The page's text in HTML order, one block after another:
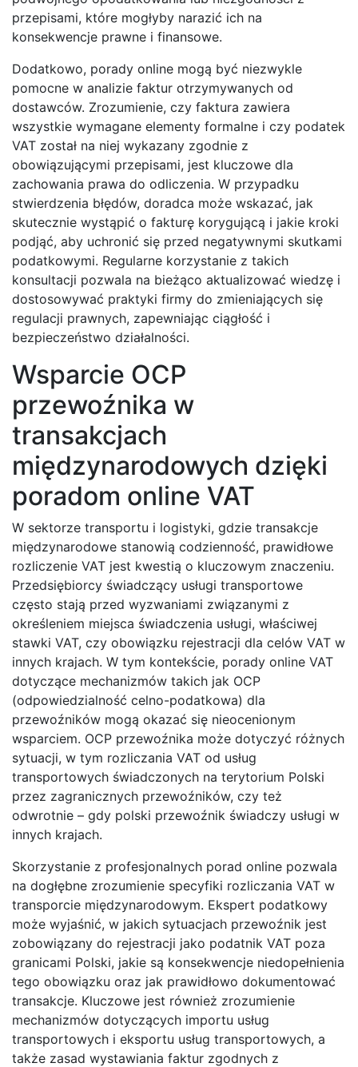
przepisami, które mogłyby narazić ich na
konsekwencje prawne i finansowe.
Dodatkowo, porady online mogą być niezwykle
pomocne w analizie faktur otrzymywanych od
dostawców. Zrozumienie, czy faktura zawiera
wszystkie wymagane elementy formalne i czy podatek
VAT został na niej wykazany zgodnie z
obowiązującymi przepisami, jest kluczowe dla
zachowania prawa do odliczenia. W przypadku
stwierdzenia błędów, doradca może wskazać, jak
skutecznie wystąpić o fakturę korygującą i jakie kroki
podjąć, aby uchronić się przed negatywnymi skutkami
podatkowymi. Regularne korzystanie z takich
konsultacji pozwala na bieżąco aktualizować wiedzę i
dostosowywać praktyki firmy do zmieniających się
regulacji prawnych, zapewniając ciągłość i
bezpieczeństwo działalności.
Wsparcie OCP
przewoźnika w
transakcjach
międzynarodowych dzięki
poradom online VAT
W sektorze transportu i logistyki, gdzie transakcje
międzynarodowe stanowią codzienność, prawidłowe
rozliczenie VAT jest kwestią o kluczowym znaczeniu.
Przedsiębiorcy świadczący usługi transportowe
często stają przed wyzwaniami związanymi z
określeniem miejsca świadczenia usługi, właściwej
stawki VAT, czy obowiązku rejestracji dla celów VAT w
innych krajach. W tym kontekście, porady online VAT
dotyczące mechanizmów takich jak OCP
(odpowiedzialność celno-podatkowa) dla
przewoźników mogą okazać się nieocenionym
wsparciem. OCP przewoźnika może dotyczyć różnych
sytuacji, w tym rozliczania VAT od usług
transportowych świadczonych na terytorium Polski
przez zagranicznych przewoźników, czy też
odwrotnie – gdy polski przewoźnik świadczy usługi w
innych krajach.
Skorzystanie z profesjonalnych porad online pozwala
na dogłębne zrozumienie specyfiki rozliczania VAT w
transporcie międzynarodowym. Ekspert podatkowy
może wyjaśnić, w jakich sytuacjach przewoźnik jest
zobowiązany do rejestracji jako podatnik VAT poza
granicami Polski, jakie są konsekwencje niedopełnienia
tego obowiązku oraz jak prawidłowo dokumentować
transakcje. Kluczowe jest również zrozumienie
mechanizmów dotyczących importu usług
transportowych i eksportu usług transportowych, a
także zasad wystawiania faktur zgodnych z